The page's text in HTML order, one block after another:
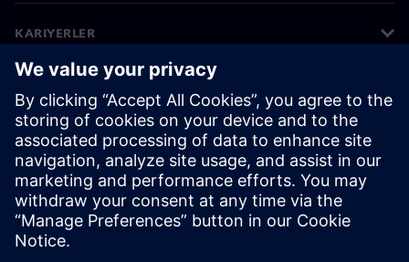
KARIYERLER
©Siemens 2026
Kurumsal bilgiler
Gizlilik bildirimi
Çerez bildirimi